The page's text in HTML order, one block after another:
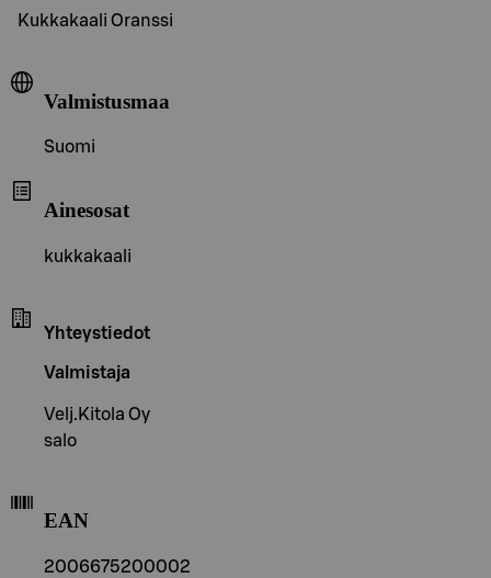
Kukkakaali Oranssi
Valmistusmaa
Suomi
Ainesosat
kukkakaali
Yhteystiedot
Valmistaja
Velj.Kitola Oy
salo
EAN
2006675200002